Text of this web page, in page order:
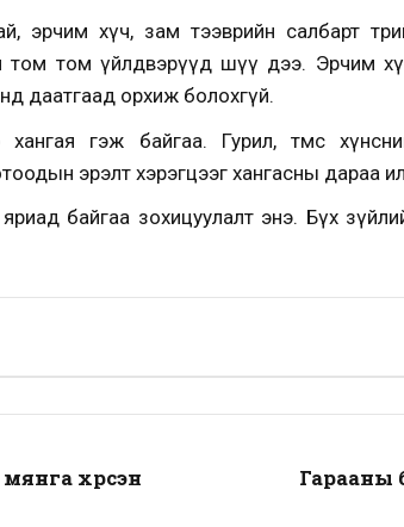
эрчим хүч, зам тээврийн салбарт
том том үйлдвэрүүд шүү дээ. Эрчим
даатгаад орхиж болохгүй.
гэж байгаа. Гурил, төмс
эрэлт хэрэгцээг хангасны дараа
байгаа зохицуулалт энэ. Бүх
хүрсэн
Гарааны